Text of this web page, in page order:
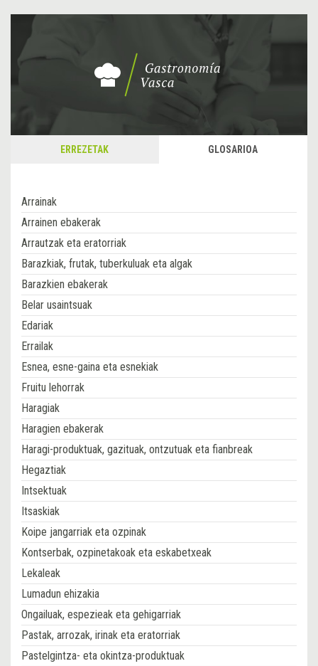
ERREZETAK GLOSARIOA
Arrainak
Arrainen ebakerak
Arrautzak eta eratorriak
Barazkiak, frutak, tuberkuluak eta algak
Barazkien ebakerak
Belar usaintsuak
Edariak
Errailak
Esnea, esne-gaina eta esnekiak
Fruitu lehorrak
Haragiak
Haragien ebakerak
Haragi-produktuak, gazituak, ontzutuak eta fianbreak
Hegaztiak
Intsektuak
Itsaskiak
Koipe jangarriak eta ozpinak
Kontserbak, ozpinetakoak eta eskabetxeak
Lekaleak
Lumadun ehizakia
Ongailuak, espezieak eta gehigarriak
Pastak, arrozak, irinak eta eratorriak
Pastelgintza- eta okintza-produktuak